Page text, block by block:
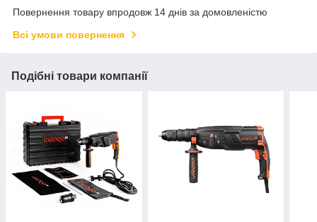
Повернення товару впродовж 14 днів за домовленістю
Всі умови повернення
Подібні товари компанії